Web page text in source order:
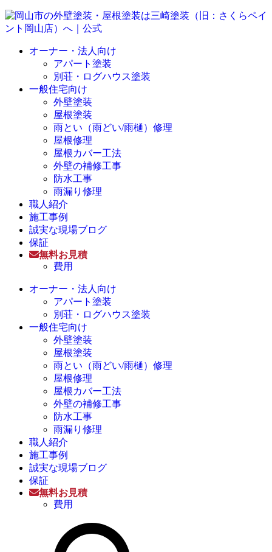
オーナー・法人向け
アパート塗装
別荘・ログハウス塗装
一般住宅向け
外壁塗装
屋根塗装
雨とい（雨どい/雨樋）修理
屋根修理
屋根カバー工法
外壁の補修工事
防水工事
雨漏り修理
職人紹介
施工事例
誠実な現場ブログ
保証
無料お見積
費用
オーナー・法人向け
アパート塗装
別荘・ログハウス塗装
一般住宅向け
外壁塗装
屋根塗装
雨とい（雨どい/雨樋）修理
屋根修理
屋根カバー工法
外壁の補修工事
防水工事
雨漏り修理
職人紹介
施工事例
誠実な現場ブログ
保証
無料お見積
費用